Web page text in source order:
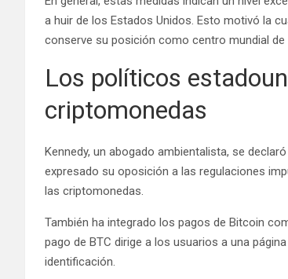
a huir de los Estados Unidos. Esto motivó la
conserve su posición como centro mundial
Los políticos
criptomonedas
Kennedy, un abogado ambientalista, se
expresado su oposición a las regulaciones
las criptomonedas.
También ha integrado los pagos de Bitcoin
pago de BTC dirige a los usuarios a una
identificación.